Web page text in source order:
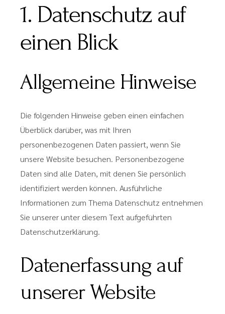
1. Datenschutz auf
einen Blick
Allgemeine Hinweise
Die folgenden Hinweise geben einen einfachen
Überblick darüber, was mit Ihren
personenbezogenen Daten passiert, wenn Sie
unsere Website besuchen. Personenbezogene
Daten sind alle Daten, mit denen Sie persönlich
identifiziert werden können. Ausführliche
Informationen zum Thema Datenschutz entnehmen
Sie unserer unter diesem Text aufgeführten
Datenschutzerklärung.
Datenerfassung auf
unserer Website